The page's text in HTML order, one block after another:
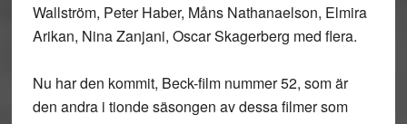
Wallström, Peter Haber, Måns Nathanaelson, Elmira
Arikan, Nina Zanjani, Oscar Skagerberg med flera.
Nu har den kommit, Beck-film nummer 52, som är
den andra i tionde säsongen av dessa filmer som